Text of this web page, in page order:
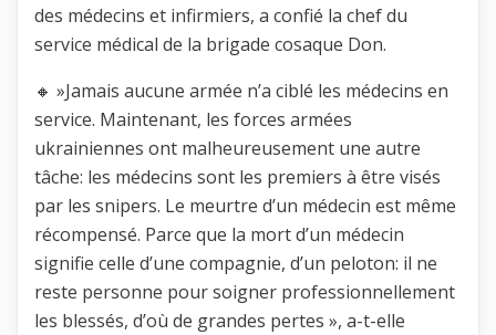
des médecins et infirmiers, a confié la chef du
service médical de la brigade cosaque Don.
🔸 »Jamais aucune armée n’a ciblé les médecins en
service. Maintenant, les forces armées
ukrainiennes ont malheureusement une autre
tâche: les médecins sont les premiers à être visés
par les snipers. Le meurtre d’un médecin est même
récompensé. Parce que la mort d’un médecin
signifie celle d’une compagnie, d’un peloton: il ne
reste personne pour soigner professionnellement
les blessés, d’où de grandes pertes », a-t-elle